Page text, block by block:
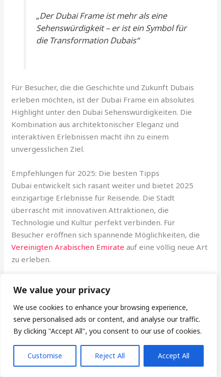
We value your privacy
We use cookies to enhance your browsing experience,
serve personalised ads or content, and analyse our traffic.
By clicking "Accept All", you consent to our use of cookies.
Customise Reject All Accept All
„Der Dubai Frame ist mehr als eine
Sehenswürdigkeit – er ist ein Symbol für
die Transformation Dubais“
Für Besucher, die die Geschichte und Zukunft Dubais
erleben möchten, ist der Dubai Frame ein absolutes
Highlight unter den Dubai Sehenswürdigkeiten. Die
Kombination aus architektonischer Eleganz und
interaktiven Erlebnissen macht ihn zu einem
unvergesslichen Ziel.
Empfehlungen für 2025: Die besten Tipps
Dubai entwickelt sich rasant weiter und bietet 2025
einzigartige Erlebnisse für Reisende. Die Stadt
überrascht mit innovativen Attraktionen, die
Technologie und Kultur perfekt verbinden. Für
Besucher eröffnen sich spannende Möglichkeiten, die
Vereinigten Arabischen Emirate auf eine völlig neue Art
zu erleben.
wird das neue Space Center sein, das Besuchern einen
faszinierenden Einblick in die Raumfahrtambitionen der
Region gibt. Das interaktive Museum bietet einzigartige
Simulationen und zeigt, wie fortschrittlich die VAE in
Technologie und Wissenschaft sind. Zusätzlich können
Reisende an geführten Touren durch Dubais modernste
Innovationszentren teilnehmen.